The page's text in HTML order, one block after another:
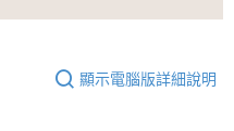
顯示電腦版詳細說明